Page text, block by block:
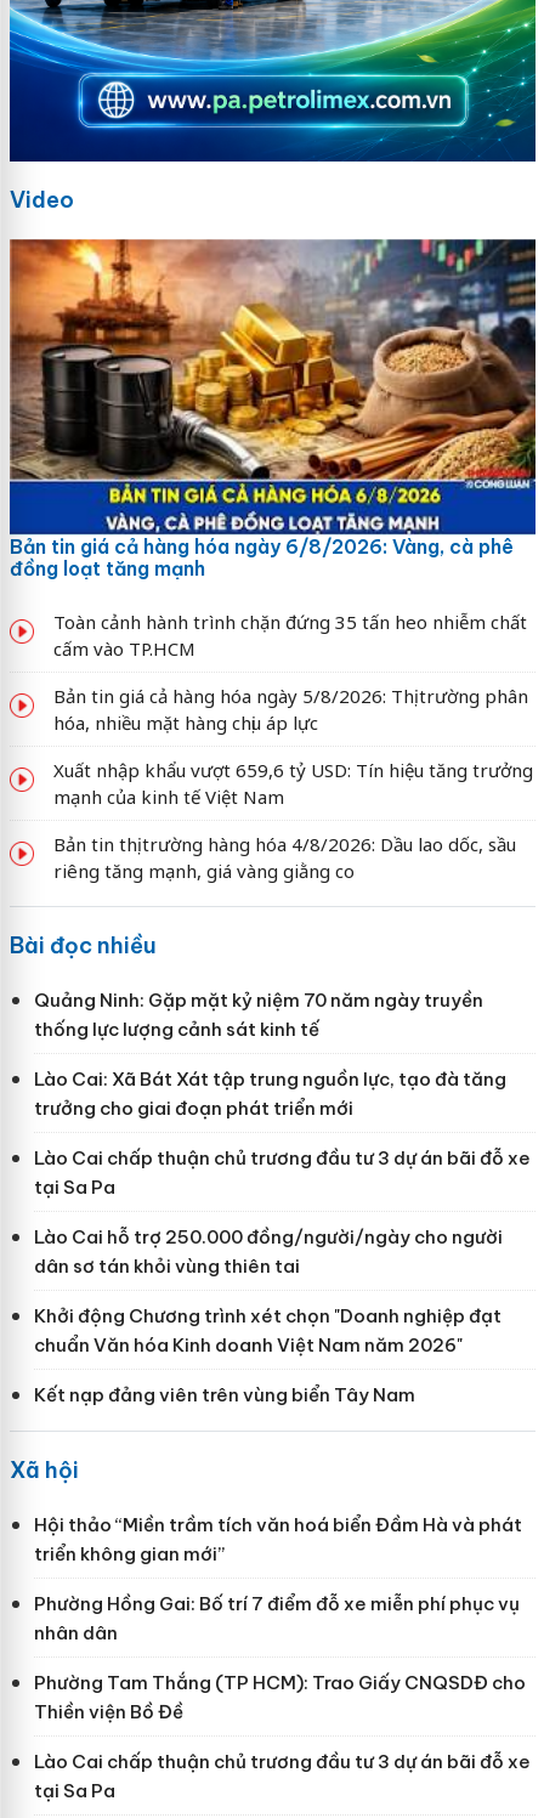
Video
Bản tin giá cả hàng hóa ngày 6/8/2026: Vàng, cà phê
đồng loạt tăng mạnh
Toàn cảnh hành trình chặn đứng 35 tấn heo nhiễm chất
cấm vào TP.HCM
Bản tin giá cả hàng hóa ngày 5/8/2026: Thị trường phân
hóa, nhiều mặt hàng chịu áp lực
Xuất nhập khẩu vượt 659,6 tỷ USD: Tín hiệu tăng trưởng
mạnh của kinh tế Việt Nam
Bản tin thị trường hàng hóa 4/8/2026: Dầu lao dốc, sầu
riêng tăng mạnh, giá vàng giằng co
Bài đọc nhiều
Quảng Ninh: Gặp mặt kỷ niệm 70 năm ngày truyền
thống lực lượng cảnh sát kinh tế
Lào Cai: Xã Bát Xát tập trung nguồn lực, tạo đà tăng
trưởng cho giai đoạn phát triển mới
Lào Cai chấp thuận chủ trương đầu tư 3 dự án bãi đỗ xe
tại Sa Pa
Lào Cai hỗ trợ 250.000 đồng/người/ngày cho người
dân sơ tán khỏi vùng thiên tai
Khởi động Chương trình xét chọn "Doanh nghiệp đạt
chuẩn Văn hóa Kinh doanh Việt Nam năm 2026"
Kết nạp đảng viên trên vùng biển Tây Nam
Xã hội
Hội thảo “Miền trầm tích văn hoá biển Đầm Hà và phát
triển không gian mới”
Phường Hồng Gai: Bố trí 7 điểm đỗ xe miễn phí phục vụ
nhân dân
Phường Tam Thắng (TP HCM): Trao Giấy CNQSDĐ cho
Thiền viện Bồ Đề
Lào Cai chấp thuận chủ trương đầu tư 3 dự án bãi đỗ xe
tại Sa Pa